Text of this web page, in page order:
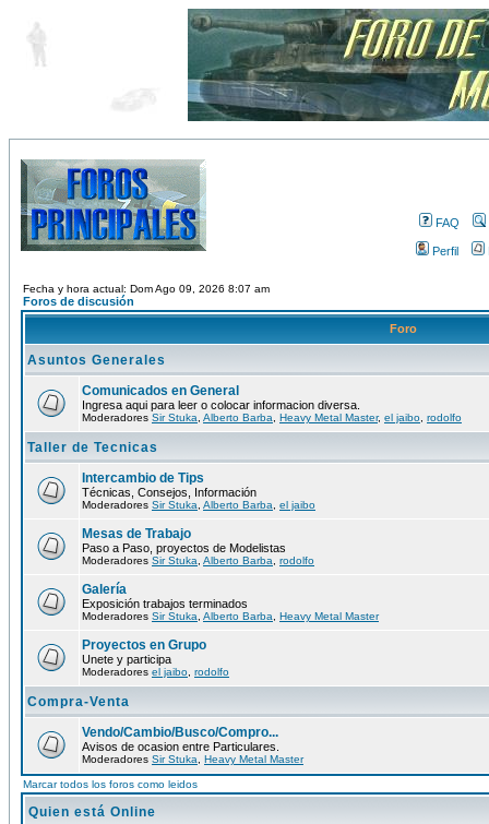
FAQ
Perfil
Fecha y hora actual: Dom Ago 09, 2026 8:07 am
Foros de discusión
Foro
Asuntos Generales
Comunicados en General
Ingresa aqui para leer o colocar informacion diversa.
Moderadores Sir Stuka Alberto Barba Heavy Metal Master, el jaibo rodolfo
Taller de Tecnicas
Intercambio de Tips
Técnicas, Consejos, Información
Moderadores Sir Stuka Alberto Barba el jaibo
Mesas de Trabajo
Paso a Paso, proyectos de Modelistas
Moderadores Sir Stuka Alberto Barba rodolfo
Galería
Exposición trabajos terminados
Moderadores Sir Stuka Alberto Barba Heavy Metal Master
Proyectos en Grupo
Unete y participa
Moderadores el jaibo rodolfo
Compra-Venta
Vendo/Cambio/Busco/Compro...
Avisos de ocasion entre Particulares.
Moderadores Sir Stuka Heavy Metal Master
Marcar todos los foros como leidos
Quien está Online